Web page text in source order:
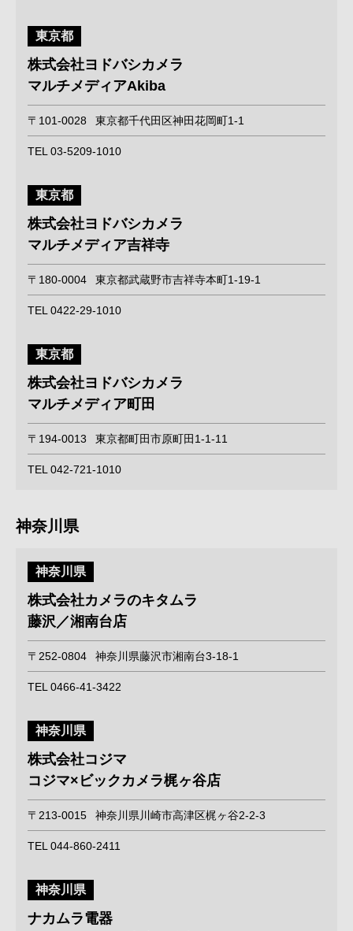
東京都
株式会社ヨドバシカメラ
マルチメディアAkiba
〒101-0028 東京都千代田区神田花岡町1-1
TEL 03-5209-1010
東京都
株式会社ヨドバシカメラ
マルチメディア吉祥寺
〒180-0004 東京都武蔵野市吉祥寺本町1-19-1
TEL 0422-29-1010
東京都
株式会社ヨドバシカメラ
マルチメディア町田
〒194-0013 東京都町田市原町田1-1-11
TEL 042-721-1010
神奈川県
神奈川県
株式会社カメラのキタムラ
藤沢／湘南台店
〒252-0804 神奈川県藤沢市湘南台3-18-1
TEL 0466-41-3422
神奈川県
株式会社コジマ
コジマ×ビックカメラ梶ヶ谷店
〒213-0015 神奈川県川崎市高津区梶ヶ谷2-2-3
TEL 044-860-2411
神奈川県
ナカムラ電器